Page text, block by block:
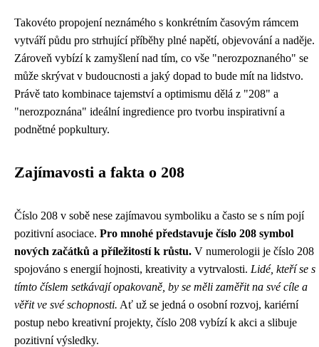
Takovéto propojení neznámého s konkrétním časovým rámcem
vytváří půdu pro strhující příběhy plné napětí, objevování a naděje.
Zároveň vybízí k zamyšlení nad tím, co vše "nerozpoznaného" se
může skrývat v budoucnosti a jaký dopad to bude mít na lidstvo.
Právě tato kombinace tajemství a optimismu dělá z "208" a
"nerozpoznána" ideální ingredience pro tvorbu inspirativní a
podnětné popkultury.
Zajímavosti a fakta o 208
Číslo 208 v sobě nese zajímavou symboliku a často se s ním pojí
pozitivní asociace. Pro mnohé představuje číslo 208 symbol
nových začátků a příležitostí k růstu. V numerologii je číslo 208
spojováno s energií hojnosti, kreativity a vytrvalosti. Lidé, kteří se s
tímto číslem setkávají opakovaně, by se měli zaměřit na své cíle a
věřit ve své schopnosti. Ať už se jedná o osobní rozvoj, kariérní
postup nebo kreativní projekty, číslo 208 vybízí k akci a slibuje
pozitivní výsledky.